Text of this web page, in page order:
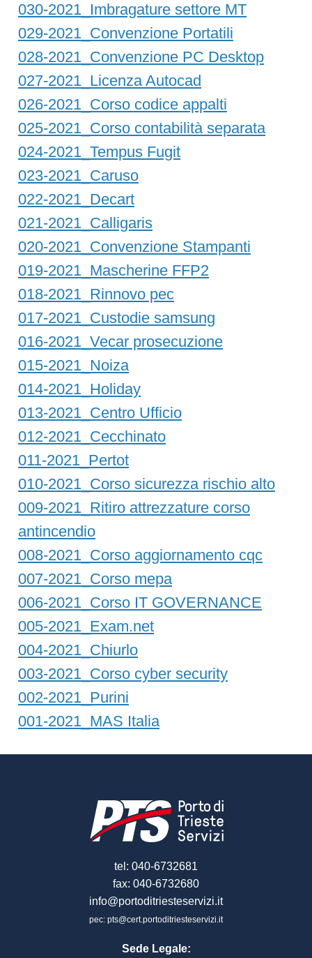
030-2021_Imbragature settore MT
029-2021_Convenzione Portatili
028-2021_Convenzione PC Desktop
027-2021_Licenza Autocad
026-2021_Corso codice appalti
025-2021_Corso contabilità separata
024-2021_Tempus Fugit
023-2021_Caruso
022-2021_Decart
021-2021_Calligaris
020-2021_Convenzione Stampanti
019-2021_Mascherine FFP2
018-2021_Rinnovo pec
017-2021_Custodie samsung
016-2021_Vecar prosecuzione
015-2021_Noiza
014-2021_Holiday
013-2021_Centro Ufficio
012-2021_Cecchinato
011-2021_Pertot
010-2021_Corso sicurezza rischio alto
009-2021_Ritiro attrezzature corso
antincendio
008-2021_Corso aggiornamento cqc
007-2021_Corso mepa
006-2021_Corso IT GOVERNANCE
005-2021_Exam.net
004-2021_Chiurlo
003-2021_Corso cyber security
002-2021_Purini
001-2021_MAS Italia
tel: 040-6732681
fax: 040-6732680
info@portoditriesteservizi.it
pec: pts@cert.portoditriesteservizi.it
Sede Legale: